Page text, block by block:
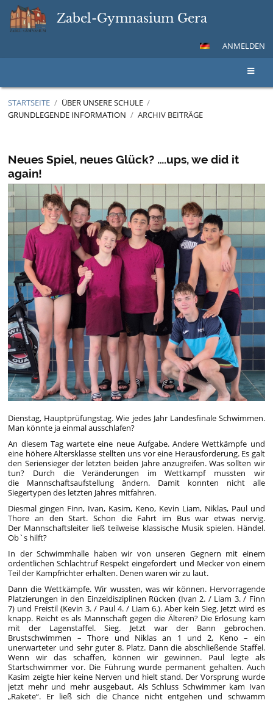
Zabel-Gymnasium Gera
ANMELDEN
STARTSEITE / ÜBER UNSERE SCHULE /
GRUNDLEGENDE INFORMATION / ARCHIV BEITRÄGE
Beiträge
Neues Spiel, neues Glück? ….ups, we did it
again!
Dienstag, Hauptprüfungstag. Wie jedes Jahr Landesfinale Schwimmen.
Man könnte ja einmal ausschlafen?
An diesem Tag wartete eine neue Aufgabe. Andere Wettkämpfe und
eine höhere Altersklasse stellten uns vor eine Herausforderung. Es galt
den Seriensieger der letzten beiden Jahre anzugreifen. Was sollten wir
tun? Durch die Veränderungen im Wettkampf mussten wir
die Mannschaftsaufstellung ändern. Damit konnten nicht alle
Siegertypen des letzten Jahres mitfahren.
Diesmal gingen Finn, Ivan, Kasim, Keno, Kevin Liam, Niklas, Paul und
Thore an den Start. Schon die Fahrt im Bus war etwas nervig.
Der Mannschaftsleiter ließ teilweise klassische Musik spielen. Händel.
Ob`s hilft?
In der Schwimmhalle haben wir von unseren Gegnern mit einem
ordentlichen Schlachtruf Respekt eingefordert und Mecker von einem
Teil der Kampfrichter erhalten. Denen waren wir zu laut.
Dann die Wettkämpfe. Wir wussten, was wir können. Hervorragende
Platzierungen in den Einzeldisziplinen Rücken (Ivan 2. / Liam 3. / Finn
7) und Freistil (Kevin 3. / Paul 4. / Liam 6.). Aber kein Sieg. Jetzt wird es
knapp. Reicht es als Mannschaft gegen die Älteren? Die Erlösung kam
mit der Lagenstaffel. Sieg. Jetzt war der Bann gebrochen.
Brustschwimmen – Thore und Niklas an 1 und 2, Keno – ein
unerwarteter und sehr guter 8. Platz. Dann die abschließende Staffel.
Wenn wir das schaffen, können wir gewinnen. Paul legte als
Startschwimmer vor. Die Führung wurde permanent gehalten. Auch
Kasim zeigte hier keine Nerven und hielt stand. Der Vorsprung wurde
jetzt mehr und mehr ausgebaut. Als Schluss Schwimmer kam Ivan
„Rakete“. Er ließ sich die Chance nicht entgehen und schwamm